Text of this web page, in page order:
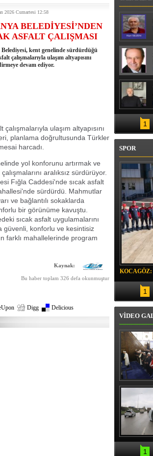
2026 Cumartesi 12:58
BELEDİYESİ’NDEN
ASFALT ÇALIŞMASI
kent genelinde sürdürdüğü
çalışmalarıyla ulaşım altyapısını
devam ediyor.
ulaşım altyapısını
planlama doğrultusunda Türkler
harcadı.
yol konforunu artırmak ve
aralıksız sürdürüyor.
Fığla Caddesi'nde sıcak asfalt
sürdürdü. Mahmutlar
ve bağlantılı sokaklarda
bir görünüme kavuştu.
sıcak asfalt uygulamalarını
güvenli, konforlu ve kesintisiz
farklı mahallelerinde program
Kaynak:
Bu haber toplam 326 defa okunmuştur
Digg Delicious
1
SPOR
1
VİDEO
Erbaş,
Veli
teravih
1